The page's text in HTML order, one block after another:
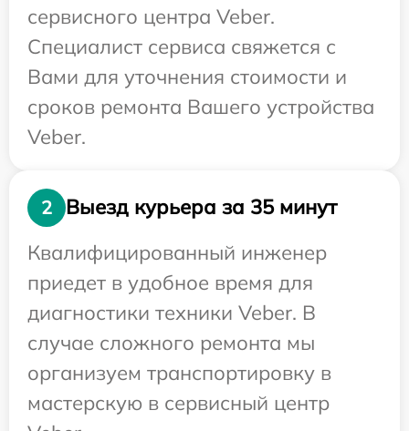
сервисного центра Veber.
Специалист сервиса свяжется с
Вами для уточнения стоимости и
сроков ремонта Вашего устройства
Veber.
2
Выезд курьера за 35 минут
Квалифицированный инженер
приедет в удобное время для
диагностики техники Veber. В
случае сложного ремонта мы
организуем транспортировку в
мастерскую в сервисный центр